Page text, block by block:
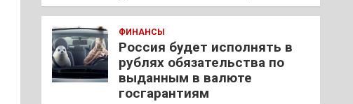
ФИНАНСЫ
Россия будет исполнять в
рублях обязательства по
выданным в валюте
госгарантиям